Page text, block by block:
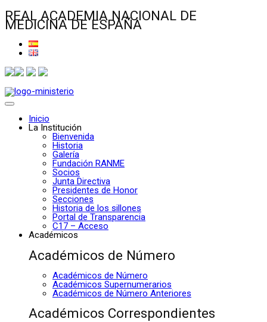
REAL ACADEMIA NACIONAL DE
MEDICINA DE ESPAÑA
Inicio
La Institución
Bienvenida
Historia
Galería
Fundación RANME
Socios
Junta Directiva
Presidentes de Honor
Secciones
Historia de los sillones
Portal de Transparencia
C17 – Acceso
Académicos
Académicos de Número
Académicos de Número
Académicos Supernumerarios
Académicos de Número Anteriores
Académicos Correspondientes